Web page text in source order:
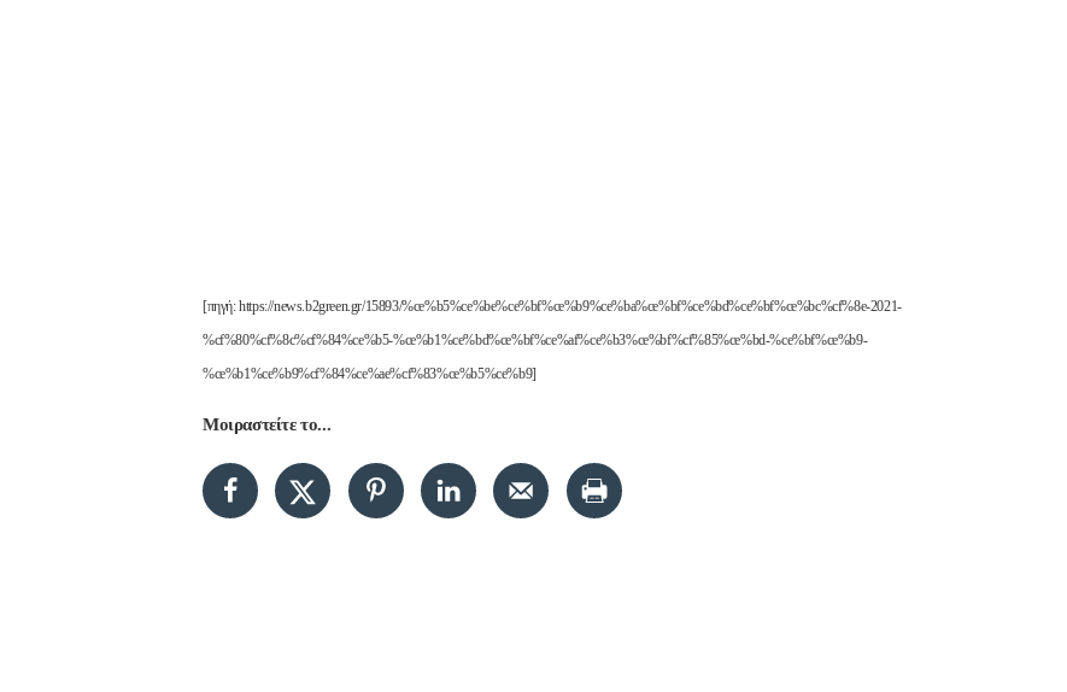
[πηγή: https://news.b2green.gr/15893/%ce%b5%ce%be%ce%bf%ce%b9%ce%ba%ce%bf%ce%bd%ce%bf%ce%bc%cf%8e-2021-
%cf%80%cf%8c%cf%84%ce%b5-%ce%b1%ce%bd%ce%bf%ce%af%ce%b3%ce%bf%cf%85%ce%bd-%ce%bf%ce%b9-
%ce%b1%ce%b9%cf%84%ce%ae%cf%83%ce%b5%ce%b9]
Μοιραστείτε το...